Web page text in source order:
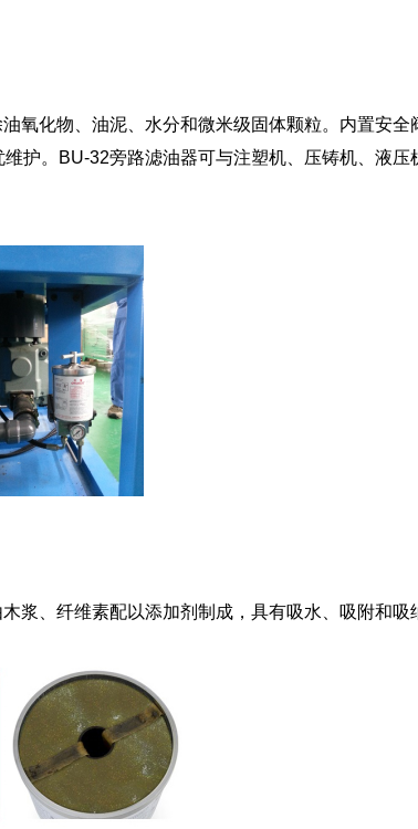
氧化物、油泥、水分和微米级固体颗粒。内置安
护。BU-32旁路滤油器可与注塑机、压铸机、液
浆、纤维素配以添加剂制成，具有吸水、吸附和吸